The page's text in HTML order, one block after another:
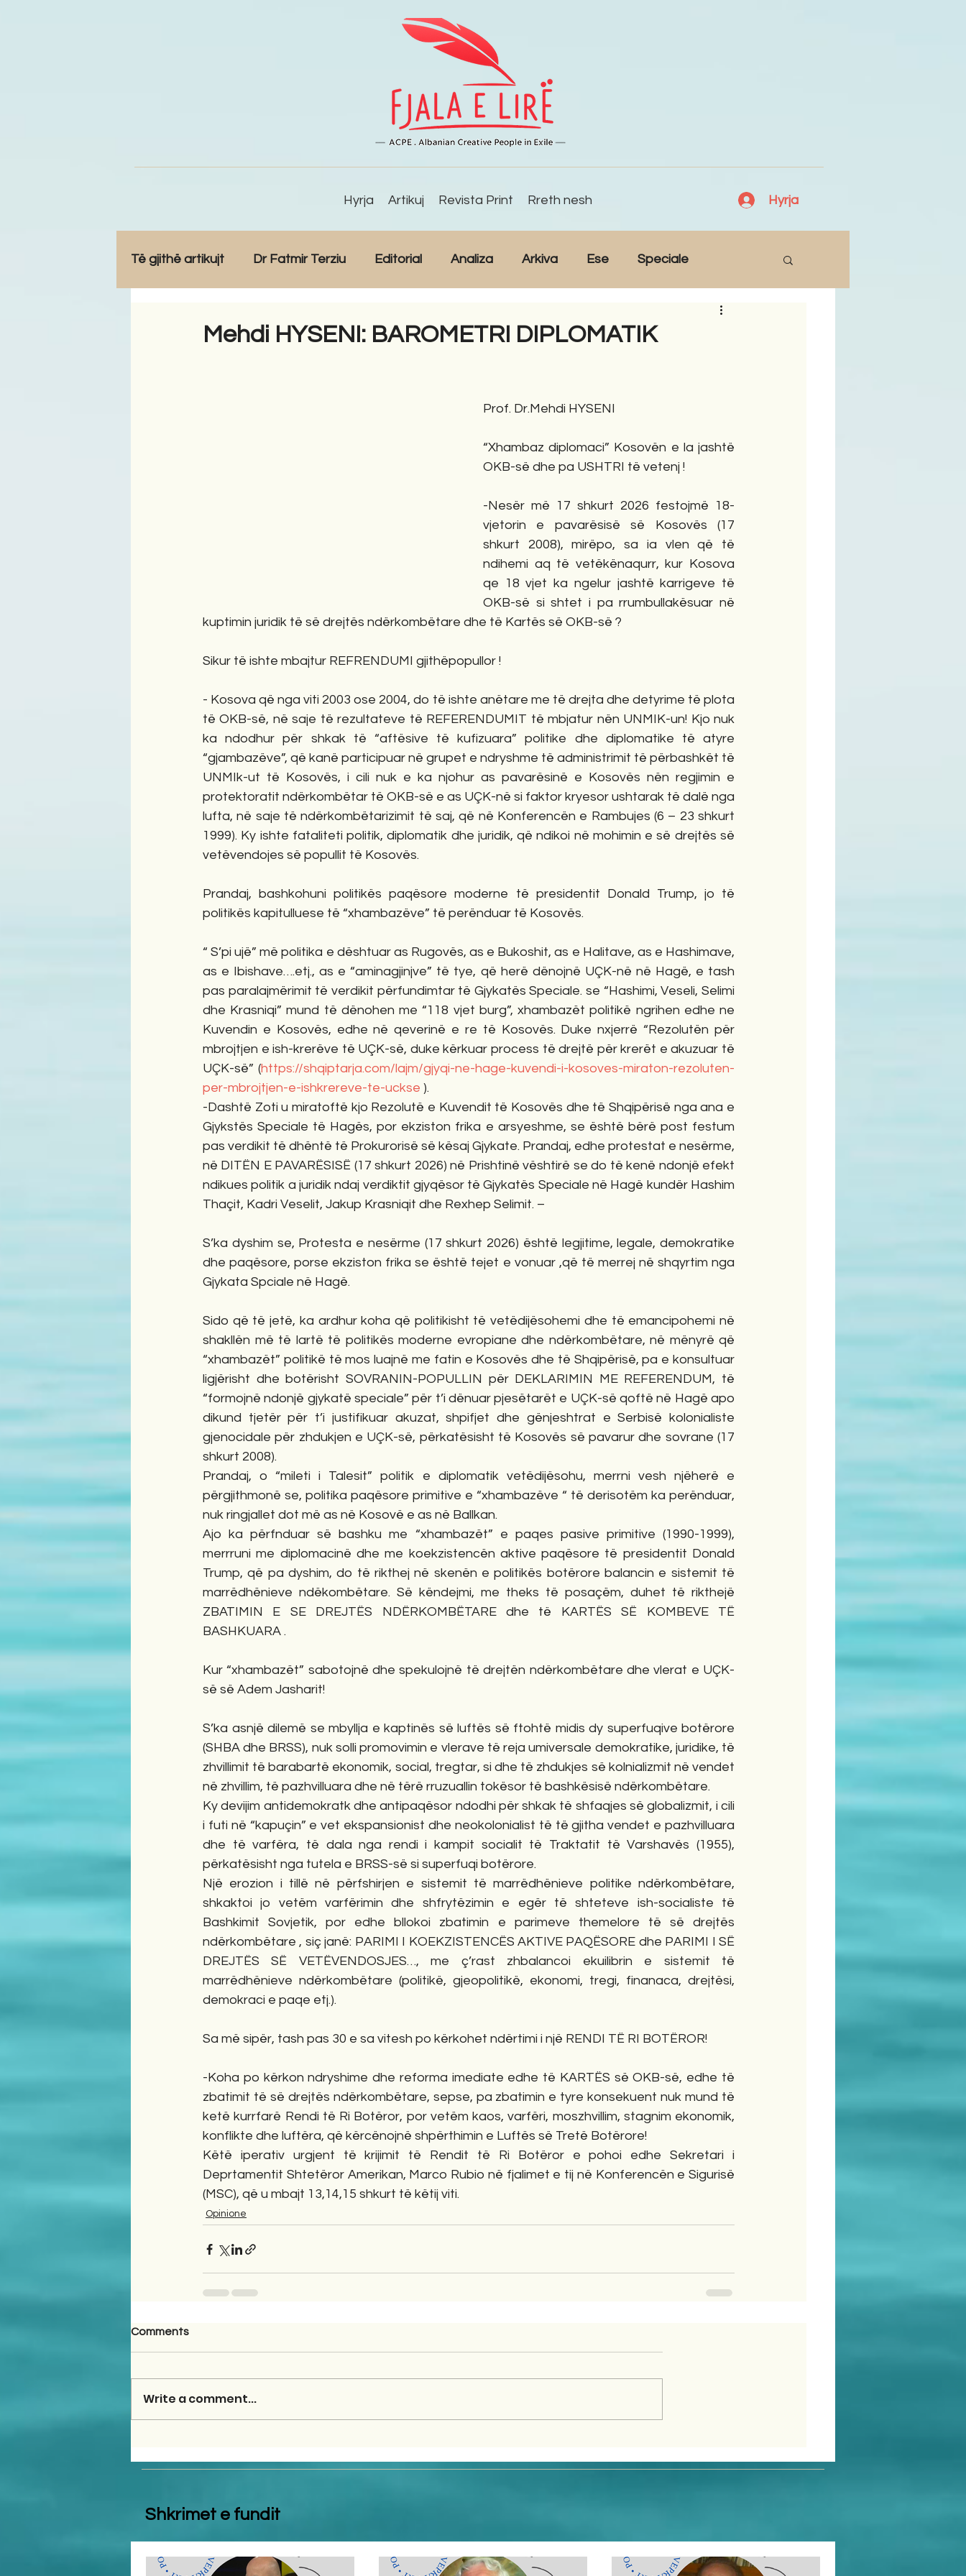
Hyrja Artikuj Revista Print Rreth nesh Hyrja
Të gjithë artikujt Dr Fatmir Terziu Editorial Analiza Arkiva Ese Speciale
Mehdi HYSENI: BAROMETRI DIPLOMATIK
Prof. Dr.Mehdi HYSENI
“Xhambaz diplomaci” Kosovën e la jashtë
OKB-së dhe pa USHTRI të vetenj !
-Nesër më 17 shkurt 2026 festojmë 18-
vjetorin e pavarësisë së Kosovës (17
shkurt 2008), mirëpo, sa ia vlen që të
ndihemi aq të vetëkënaqurr, kur Kosova
qe 18 vjet ka ngelur jashtë karrigeve të
OKB-së si shtet i pa rrumbullakësuar në
kuptimin juridik të së drejtës ndërkombëtare dhe të Kartës së OKB-së ?
Sikur të ishte mbajtur REFRENDUMI gjithëpopullor !
- Kosova që nga viti 2003 ose 2004, do të ishte anëtare me të drejta dhe detyrime të plota
të OKB-së, në saje të rezultateve të REFERENDUMIT të mbjatur nën UNMIK-un! Kjo nuk
ka ndodhur për shkak të “aftësive të kufizuara” politike dhe diplomatike të atyre
“gjambazëve”, që kanë participuar në grupet e ndryshme të administrimit të përbashkët të
UNMIk-ut të Kosovës, i cili nuk e ka njohur as pavarësinë e Kosovës nën regjimin e
protektoratit ndërkombëtar të OKB-së e as UÇK-në si faktor kryesor ushtarak të dalë nga
lufta, në saje të ndërkombëtarizimit të saj, që në Konferencën e Rambujes (6 – 23 shkurt
1999). Ky ishte fataliteti politik, diplomatik dhe juridik, që ndikoi në mohimin e së drejtës së
vetëvendojes së popullit të Kosovës.
Prandaj, bashkohuni politikës paqësore moderne të presidentit Donald Trump, jo të
politikës kapitulluese të “xhambazëve” të perënduar të Kosovës.
“ S’pi ujë” më politika e dështuar as Rugovës, as e Bukoshit, as e Halitave, as e Hashimave,
as e Ibishave….etj., as e “aminagjinjve” të tye, që herë dënojnë UÇK-në në Hagë, e tash
pas paralajmërimit të verdikit përfundimtar të Gjykatës Speciale. se “Hashimi, Veseli, Selimi
dhe Krasniqi” mund të dënohen me “118 vjet burg”, xhambazët politikë ngrihen edhe ne
Kuvendin e Kosovës, edhe në qeverinë e re të Kosovës. Duke nxjerrë “Rezolutën për
mbrojtjen e ish-krerëve të UÇK-së, duke kërkuar process të drejtë për krerët e akuzuar të
UÇK-së” (https://shqiptarja.com/lajm/gjyqi-ne-hage-kuvendi-i-kosoves-miraton-rezoluten-
per-mbrojtjen-e-ishkrereve-te-uckse ).
-Dashtë Zoti u miratoftë kjo Rezolutë e Kuvendit të Kosovës dhe të Shqipërisë nga ana e
Gjykstës Speciale të Hagës, por ekziston frika e arsyeshme, se është bërë post festum
pas verdikit të dhëntë të Prokurorisë së kësaj Gjykate. Prandaj, edhe protestat e nesërme,
në DITËN E PAVARËSISË (17 shkurt 2026) në Prishtinë vështirë se do të kenë ndonjë efekt
ndikues politik a juridik ndaj verdiktit gjyqësor të Gjykatës Speciale në Hagë kundër Hashim
Thaçit, Kadri Veselit, Jakup Krasniqit dhe Rexhep Selimit. –
S’ka dyshim se, Protesta e nesërme (17 shkurt 2026) është legjitime, legale, demokratike
dhe paqësore, porse ekziston frika se është tejet e vonuar ,që të merrej në shqyrtim nga
Gjykata Spciale në Hagë.
Sido që të jetë, ka ardhur koha që politikisht të vetëdijësohemi dhe të emancipohemi në
shakllën më të lartë të politikës moderne evropiane dhe ndërkombëtare, në mënyrë që
“xhambazët” politikë të mos luajnë me fatin e Kosovës dhe të Shqipërisë, pa e konsultuar
ligjërisht dhe botërisht SOVRANIN-POPULLIN për DEKLARIMIN ME REFERENDUM, të
“formojnë ndonjë gjykatë speciale” për t’i dënuar pjesëtarët e UÇK-së qoftë në Hagë apo
dikund tjetër për t’i justifikuar akuzat, shpifjet dhe gënjeshtrat e Serbisë kolonialiste
gjenocidale për zhdukjen e UÇK-së, përkatësisht të Kosovës së pavarur dhe sovrane (17
shkurt 2008).
Prandaj, o “mileti i Talesit” politik e diplomatik vetëdijësohu, merrni vesh njëherë e
përgjithmonë se, politika paqësore primitive e “xhambazëve “ të derisotëm ka perënduar,
nuk ringjallet dot më as në Kosovë e as në Ballkan.
Ajo ka përfnduar së bashku me “xhambazët” e paqes pasive primitive (1990-1999),
merrruni me diplomacinë dhe me koekzistencën aktive paqësore të presidentit Donald
Trump, që pa dyshim, do të rikthej në skenën e politikës botërore balancin e sistemit të
marrëdhënieve ndëkombëtare. Së këndejmi, me theks të posaçëm, duhet të rikthejë
ZBATIMIN E SE DREJTËS NDËRKOMBËTARE dhe të KARTËS SË KOMBEVE TË
BASHKUARA .
Kur “xhambazët” sabotojnë dhe spekulojnë të drejtën ndërkombëtare dhe vlerat e UÇK-
së së Adem Jasharit!
S’ka asnjë dilemë se mbyllja e kaptinës së luftës së ftohtë midis dy superfuqive botërore
(SHBA dhe BRSS), nuk solli promovimin e vlerave të reja umiversale demokratike, juridike, të
zhvillimit të barabartë ekonomik, social, tregtar, si dhe të zhdukjes së kolnializmit në vendet
në zhvillim, të pazhvilluara dhe në tërë rruzuallin tokësor të bashkësisë ndërkombëtare.
Ky devijim antidemokratk dhe antipaqësor ndodhi për shkak të shfaqjes së globalizmit, i cili
i futi në “kapuçin” e vet ekspansionist dhe neokolonialist të të gjitha vendet e pazhvilluara
dhe të varfëra, të dala nga rendi i kampit socialit të Traktatit të Varshavës (1955),
përkatësisht nga tutela e BRSS-së si superfuqi botërore.
Një erozion i tillë në përfshirjen e sistemit të marrëdhënieve politike ndërkombëtare,
shkaktoi jo vetëm varfërimin dhe shfrytëzimin e egër të shteteve ish-socialiste të
Bashkimit Sovjetik, por edhe bllokoi zbatimin e parimeve themelore të së drejtës
ndërkombëtare , siç janë: PARIMI I KOEKZISTENCËS AKTIVE PAQËSORE dhe PARIMI I SË
DREJTËS SË VETËVENDOSJES…, me ç’rast zhbalancoi ekuilibrin e sistemit të
marrëdhënieve ndërkombëtare (politikë, gjeopolitikë, ekonomi, tregi, finanaca, drejtësi,
demokraci e paqe etj.).
Sa më sipër, tash pas 30 e sa vitesh po kërkohet ndërtimi i një RENDI TË RI BOTËROR!
-Koha po kërkon ndryshime dhe reforma imediate edhe të KARTËS së OKB-së, edhe të
zbatimit të së drejtës ndërkombëtare, sepse, pa zbatimin e tyre konsekuent nuk mund të
ketë kurrfarë Rendi të Ri Botëror, por vetëm kaos, varfëri, moszhvillim, stagnim ekonomik,
konflikte dhe luftëra, që kërcënojnë shpërthimin e Luftës së Tretë Botërore!
Këtë iperativ urgjent të krijimit të Rendit të Ri Botëror e pohoi edhe Sekretari i
Deprtamentit Shtetëror Amerikan, Marco Rubio në fjalimet e tij në Konferencën e Sigurisë
(MSC), që u mbajt 13,14,15 shkurt të këtij viti.
Opinione
Comments
Write a comment...
Shkrimet e fundit